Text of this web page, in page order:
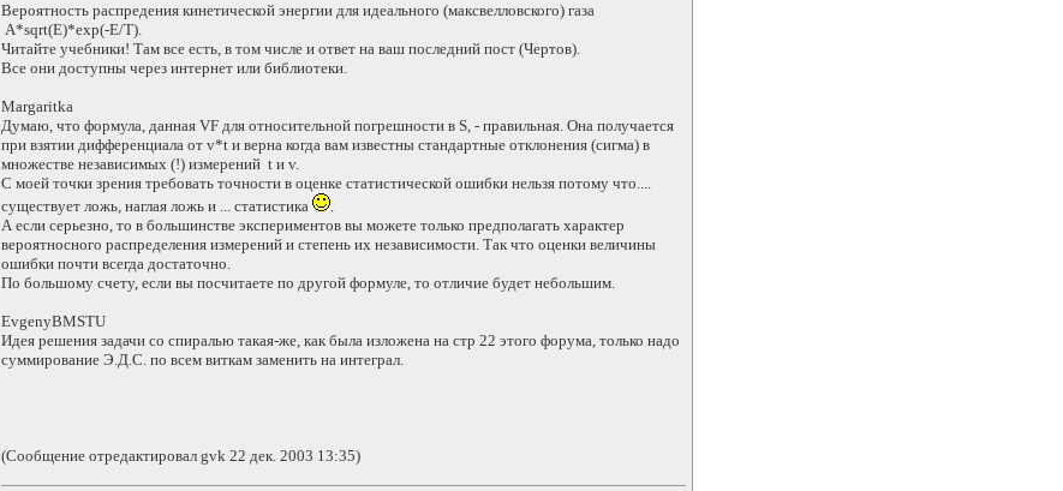
Вероятность распредения кинетической энергии для идеального (максвелловского) газа
A*sqrt(E)*exp(-E/T).
Читайте учебники! Там все есть, в том числе и ответ на ваш последний пост (Чертов).
Все они доступны через интернет или библиотеки.
Margaritka
Думаю, что формула, данная VF для относительной погрешности в S, - правильная. Она получается
при взятии дифференциала от v*t и верна когда вам известны стандартные отклонения (сигма) в
множестве независимых (!) измерений t и v.
С моей точки зрения требовать точности в оценке статистической ошибки нельзя потому что....
существует ложь, наглая ложь и ... статистика
.
А если серьезно, то в большинстве экспериментов вы можете только предполагать характер
вероятносного распределения измерений и степень их независимости. Так что оценки величины
ошибки почти всегда достаточно.
По большому счету, если вы посчитаете по другой формуле, то отличие будет небольшим.
EvgenyBMSTU
Идея решения задачи со спиралью такая-же, как была изложена на стр 22 этого форума, только надо
суммирование Э.Д.С. по всем виткам заменить на интеграл.
(Сообщение отредактировал gvk 22 дек. 2003 13:35)